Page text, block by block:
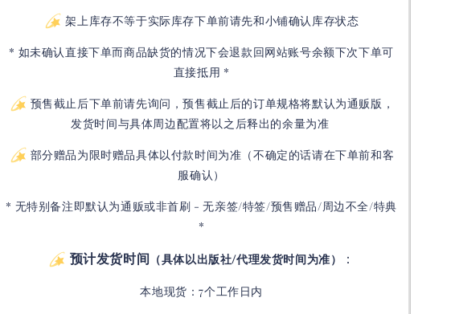
架上库存不等于实际库存下单前请先和小铺确认库存状态
* 如未确认直接下单而商品缺货的情况下会退款回网站账号余额下次下单可
直接抵用 *
预售截止后下单前请先询问，预售截止后的订单规格将默认为通贩版，
发货时间与具体周边配置将以之后释出的余量为准
部分赠品为限时赠品具体以付款时间为准（不确定的话请在下单前和客
服确认）
* 无特别备注即默认为通贩或非首刷 - 无亲签/特签/预售赠品/周边不全/特典
*
预计发货时间 （具体以出版社/代理发货时间为准） ：
本地现货：7个工作日内